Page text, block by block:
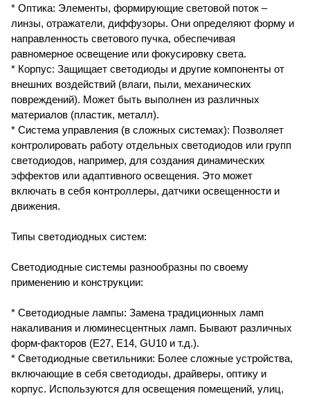
* Оптика: Элементы, формирующие световой поток –
линзы, отражатели, диффузоры. Они определяют форму и
направленность светового пучка, обеспечивая
равномерное освещение или фокусировку света.
* Корпус: Защищает светодиоды и другие компоненты от
внешних воздействий (влаги, пыли, механических
повреждений). Может быть выполнен из различных
материалов (пластик, металл).
* Система управления (в сложных системах): Позволяет
контролировать работу отдельных светодиодов или групп
светодиодов, например, для создания динамических
эффектов или адаптивного освещения. Это может
включать в себя контроллеры, датчики освещенности и
движения.
Типы светодиодных систем:
Светодиодные системы разнообразны по своему
применению и конструкции:
* Светодиодные лампы: Замена традиционных ламп
накаливания и люминесцентных ламп. Бывают различных
форм-факторов (E27, E14, GU10 и т.д.).
* Светодиодные светильники: Более сложные устройства,
включающие в себя светодиоды, драйверы, оптику и
корпус. Используются для освещения помещений, улиц,